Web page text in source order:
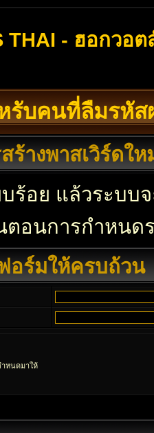
THAI - ฮอกวอต
รับคนที่ลืมรหัส
ร้างพาสเวิร์ดให
บร้อย แล้วระบ
อนการกำหนด
ร์มให้ครบถ้วน
หนดมาให้